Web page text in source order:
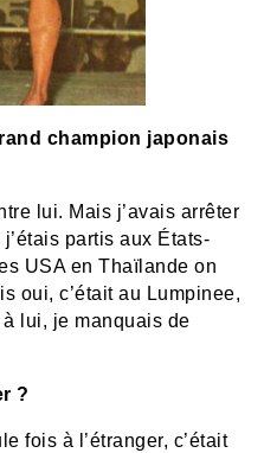
champion japonais
lui. Mais j’avais arrêter
partis aux États-
USA en Thaïlande on
oui, c’était au Lumpinee,
lui, je manquais de
?
fois à l’étranger, c’était